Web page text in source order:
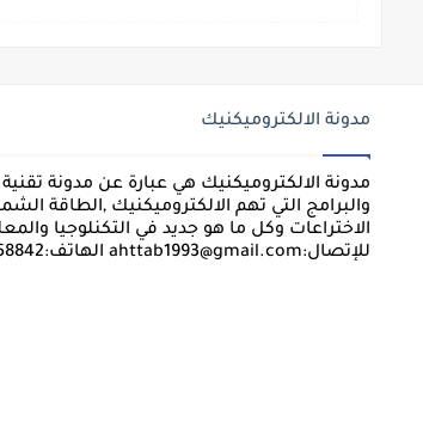
مدونة الالكتروميكنيك
مدونة الالكتروميكنيك هي عبارة عن مدونة
والبرامج التي تهم الالكتروميكنيك ,الطاقة
الاختراعات وكل ما هو جديد في التكنلوجيا
للإتصال:ahttab1993@gmail.com الهاتف:212650958842+